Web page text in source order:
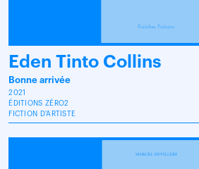
Eden Tinto Collins
Bonne arrivée
2021
ÉDITIONS ZÉRO2
FICTION D'ARTISTE